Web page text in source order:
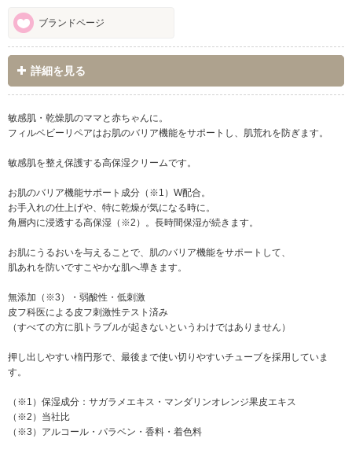
ブランドページ
詳細を見る
敏感肌・乾燥肌のママと赤ちゃんに。
フィルベビーリペアはお肌のバリア機能をサポートし、肌荒れを防ぎます。
敏感肌を整え保護する高保湿クリームです。
お肌のバリア機能サポート成分（※1）W配合。
お手入れの仕上げや、特に乾燥が気になる時に。
角層内に浸透する高保湿（※2）。長時間保湿が続きます。
お肌にうるおいを与えることで、肌のバリア機能をサポートして、
肌あれを防いですこやかな肌へ導きます。
無添加（※3）・弱酸性・低刺激
皮フ科医による皮フ刺激性テスト済み
（すべての方に肌トラブルが起きないというわけではありません）
押し出しやすい楕円形で、最後まで使い切りやすいチューブを採用していま
す。
（※1）保湿成分：サガラメエキス・マンダリンオレンジ果皮エキス
（※2）当社比
（※3）アルコール・パラベン・香料・着色料